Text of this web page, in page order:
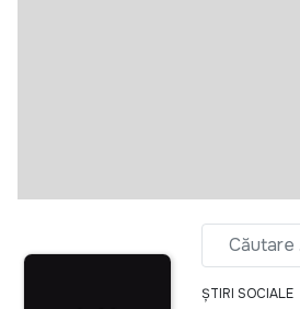
ȘTIRI SOCIALE